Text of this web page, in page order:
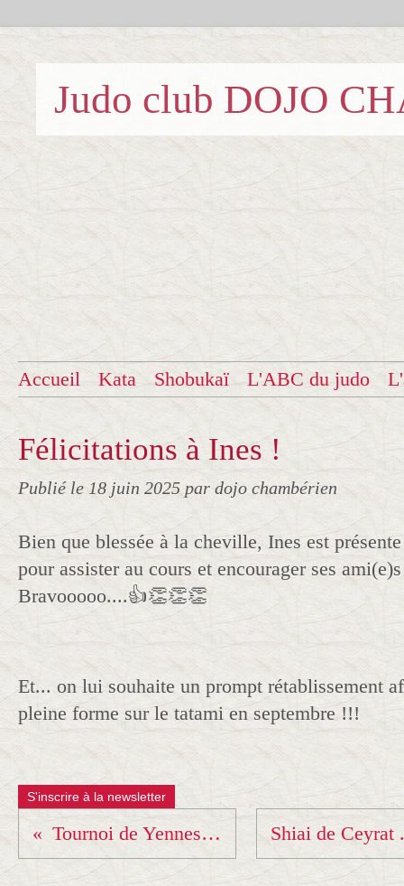
Judo club DOJO
Accueil Kata Shobukaï L'ABC du judo
Félicitations à Ines !
Publié le 18 juin 2025 par dojo chambérien
Bien que blessée à la cheville, Ines est
pour assister au cours et encourager ses
Bravooooo....👍👏👏👏
Et... on lui souhaite un prompt rétablissement
pleine forme sur le tatami en septembre !!!
S'inscrire à la newsletter
Tournoi de Yennes, 15 juin 2025